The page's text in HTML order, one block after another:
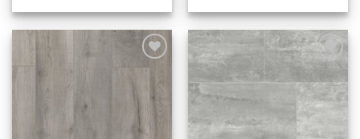
Dodaj
Dodaj
na
listu
želja